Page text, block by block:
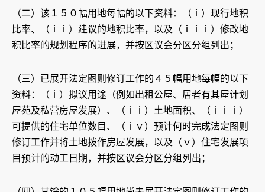
（二）该１５０幅用地每幅的以下资料：（ｉ）现行地积
比率、（ｉｉ）建议的地积比率，以及（ｉｉｉ）修改地
积比率的规划程序的进展，并按区议会分区分组列出；
（三）已展开法定图则修订工作的４５幅用地每幅的以下
资料：（ｉ）拟议用途（例如出租公屋、居者有其屋计划
屋苑及私营房屋发展）、（ｉｉ）土地面积、（ｉｉｉ）
可提供的住宅单位数目、（ｉｖ）预计何时完成法定图则
修订工作并将土地拨作房屋发展，以及（ｖ）住宅发展项
目预计的动工日期，并按区议会分区分组列出；